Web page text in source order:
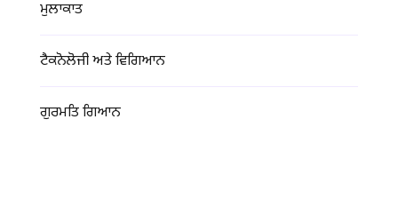
ਮੁਲਾਕਾਤ
ਟੈਕਨੋਲੋਜੀ ਅਤੇ ਵਿਗਿਆਨ
ਗੁਰਮਤਿ ਗਿਆਨ